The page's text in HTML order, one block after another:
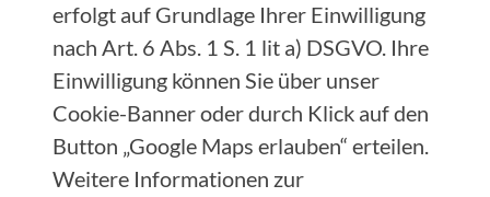
erfolgt auf Grundlage Ihrer Einwilligung
nach Art. 6 Abs. 1 S. 1 lit a) DSGVO. Ihre
Einwilligung können Sie über unser
Cookie-Banner oder durch Klick auf den
Button „Google Maps erlauben“ erteilen.
Weitere Informationen zur